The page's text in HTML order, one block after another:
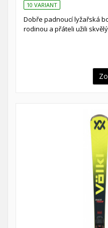
10 VARIANT
Dobře padnoucí lyžařská
rodinou a přáteli užili